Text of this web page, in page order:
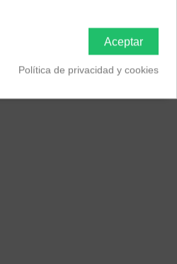
Aceptar
Política de privacidad y cookies